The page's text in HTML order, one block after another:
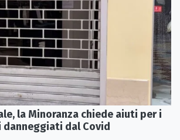
la Minoranza chiede aiuti per i
danneggiati dal Covid